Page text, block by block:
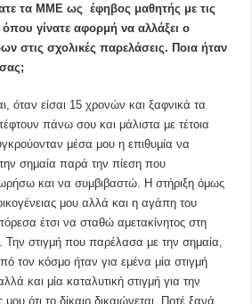
τα ΜΜΕ ως έφηβος μαθητής με τις
όπου γίνατε αφορμή να αλλάξει ο
στις σχολικές παρελάσεις. Ποια ήταν
όταν είσαι 15 χρονών και ξαφνικά τα
πάνω σου και μάλιστα με τέτοια
μέσα μου η επιθυμία να
σημαία παρά την πίεση που
και να συμβιβαστώ. Η στήριξη όμως
μου αλλά και η αγάπη του
έτσι να σταθώ αμετακίνητος στη
στιγμή που παρέλασα με την σημαία,
τον κόσμο ήταν για εμένα μία στιγμή
και μία καταλυτική στιγμή για την
ότι το δίκαιο δικαιώνεται. Ποτέ ξανά